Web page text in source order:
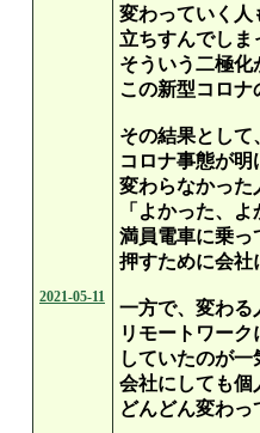
2021-05-11
変わっていく人
立ちすんでしま
そういう二極化
この新型コロナ
その結果として
コロナ事態が明
変わらなかった
「よかった、
満員電車に乗っ
押すために会社
一方で、変わる
リモートワー
していたのが
会社にしても個
どんどん変わ